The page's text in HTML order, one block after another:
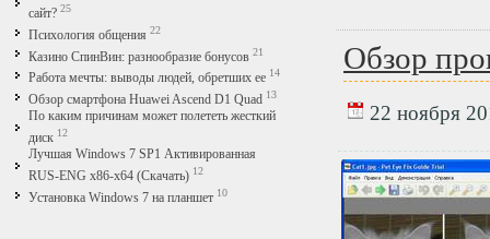
сайт? 25
Психология общения 22
Казино СпинВин: разнообразие бонусов 21
Работа мечты: выводы людей, обретших ее 14
Обзор смартфона Huawei Ascend D1 Quad 13
По каким причинам может полететь жесткий
диск 12
Лучшая Windows 7 SP1 Активированная
RUS-ENG x86-x64 (Скачать) 12
Установка Windows 7 на планшет 10
Обзор
22 ноября